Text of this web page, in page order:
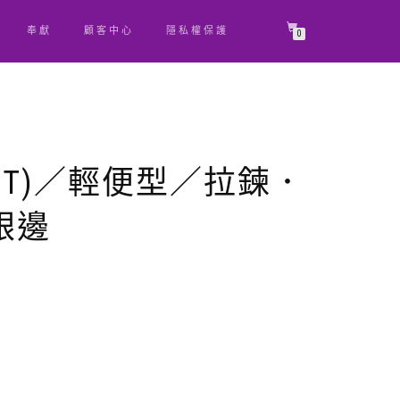
奉獻 顧客中心 隱私權保護 0
／輕便型／拉鍊．
邊